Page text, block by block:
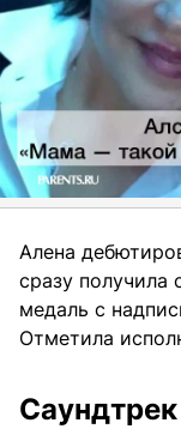
Алена
сразу
медаль с
Отметила